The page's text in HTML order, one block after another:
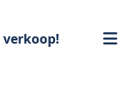
verkoop!